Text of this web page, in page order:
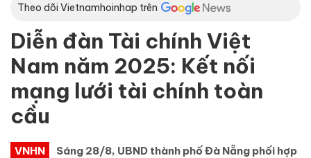
Theo dõi Vietnamhoinhap trên
Diễn đàn Tài chính Việt
Nam năm 2025: Kết nối
mạng lưới tài chính toàn
cầu
VNHN
Sáng 28/8, UBND thành phố Đà Nẵng phối hợp